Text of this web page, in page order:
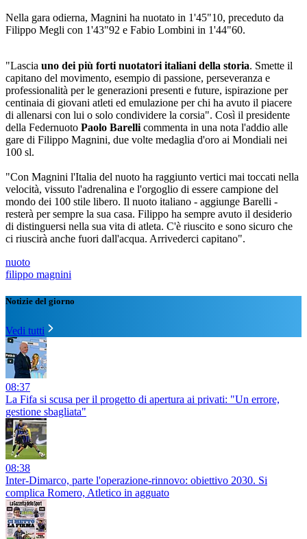
Nella gara odierna, Magnini ha nuotato in 1'45"10, preceduto da
Filippo Megli con 1'43"92 e Fabio Lombini in 1'44"60.
"Lascia uno dei più forti nuotatori italiani della storia. Smette il
capitano del movimento, esempio di passione, perseveranza e
professionalità per le generazioni presenti e future, ispirazione per
centinaia di giovani atleti ed emulazione per chi ha avuto il piacere
di allenarsi con lui o solo condividere la corsia". Così il presidente
della Federnuoto Paolo Barelli commenta in una nota l'addio alle
gare di Filippo Magnini, due volte medaglia d'oro ai Mondiali nei
100 sl.
"Con Magnini l'Italia del nuoto ha raggiunto vertici mai toccati nella
velocità, vissuto l'adrenalina e l'orgoglio di essere campione del
mondo dei 100 stile libero. Il nuoto italiano - aggiunge Barelli -
resterà per sempre la sua casa. Filippo ha sempre avuto il desiderio
di distinguersi nella sua vita di atleta. C'è riuscito e sono sicuro che
ci riuscirà anche fuori dall'acqua. Arrivederci capitano".
nuoto
filippo magnini
Notizie del giorno
Vedi tutti
08:37
La Fifa si scusa per il progetto di apertura ai privati: "Un errore,
gestione sbagliata"
08:38
Inter-Dimarco, parte l'operazione-rinnovo: obiettivo 2030. Si
complica Romero, Atletico in agguato